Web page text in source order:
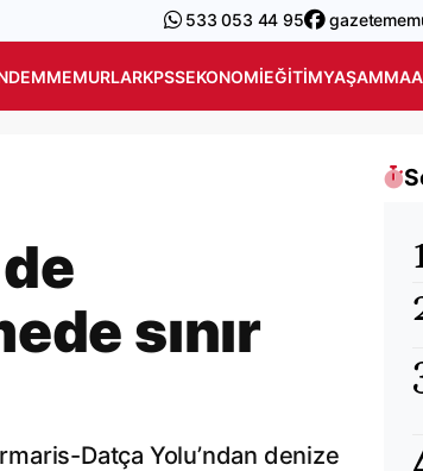
533 053 44 95
MEMURLARKPSSEKONOMIEĞITIMYAŞAM
sınır
Datça Yolu’ndan denize